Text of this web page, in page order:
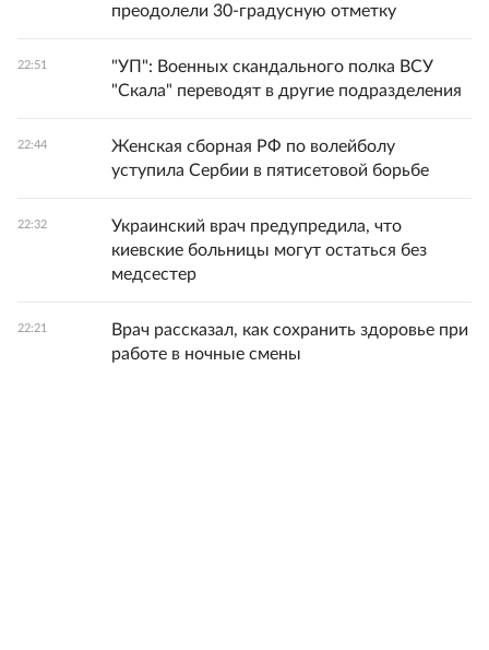
преодолели 30-градусную отметку
22:51
"УП": Военных скандального полка ВСУ
"Скала" переводят в другие подразделения
22:44
Женская сборная РФ по волейболу
уступила Сербии в пятисетовой борьбе
22:32
Украинский врач предупредила, что
киевские больницы могут остаться без
медсестер
22:21
Врач рассказал, как сохранить здоровье при
работе в ночные смены